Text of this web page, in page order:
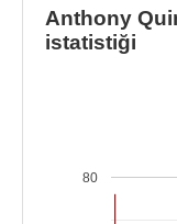
Anthony
istatistiği
80